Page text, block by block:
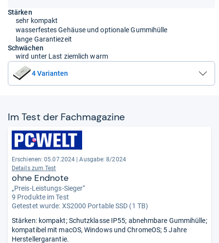
Stärken
sehr kompakt
wasserfestes Gehäuse und optionale Gummihülle
lange Garantiezeit
Schwächen
wird unter Last ziemlich warm
4 Varianten
Im Test der Fach­ma­ga­zine
Erschienen: 05.07.2024 | Ausgabe: 8/2024
Details zum Test
ohne Endnote
„Preis-Leistungs-Sieger“
9 Produkte im Test
Getestet wurde: XS2000 Portable SSD (1 TB)
Stärken: kompakt; Schutzklasse IP55; abnehmbare Gummihülle;
kompatibel mit macOS, Windows und ChromeOS; 5 Jahre
Herstellergarantie.